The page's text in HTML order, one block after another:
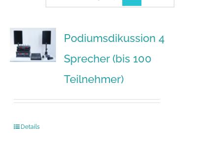
Podiumsdikussion 4
Sprecher (bis 100
Teilnehmer)
Details